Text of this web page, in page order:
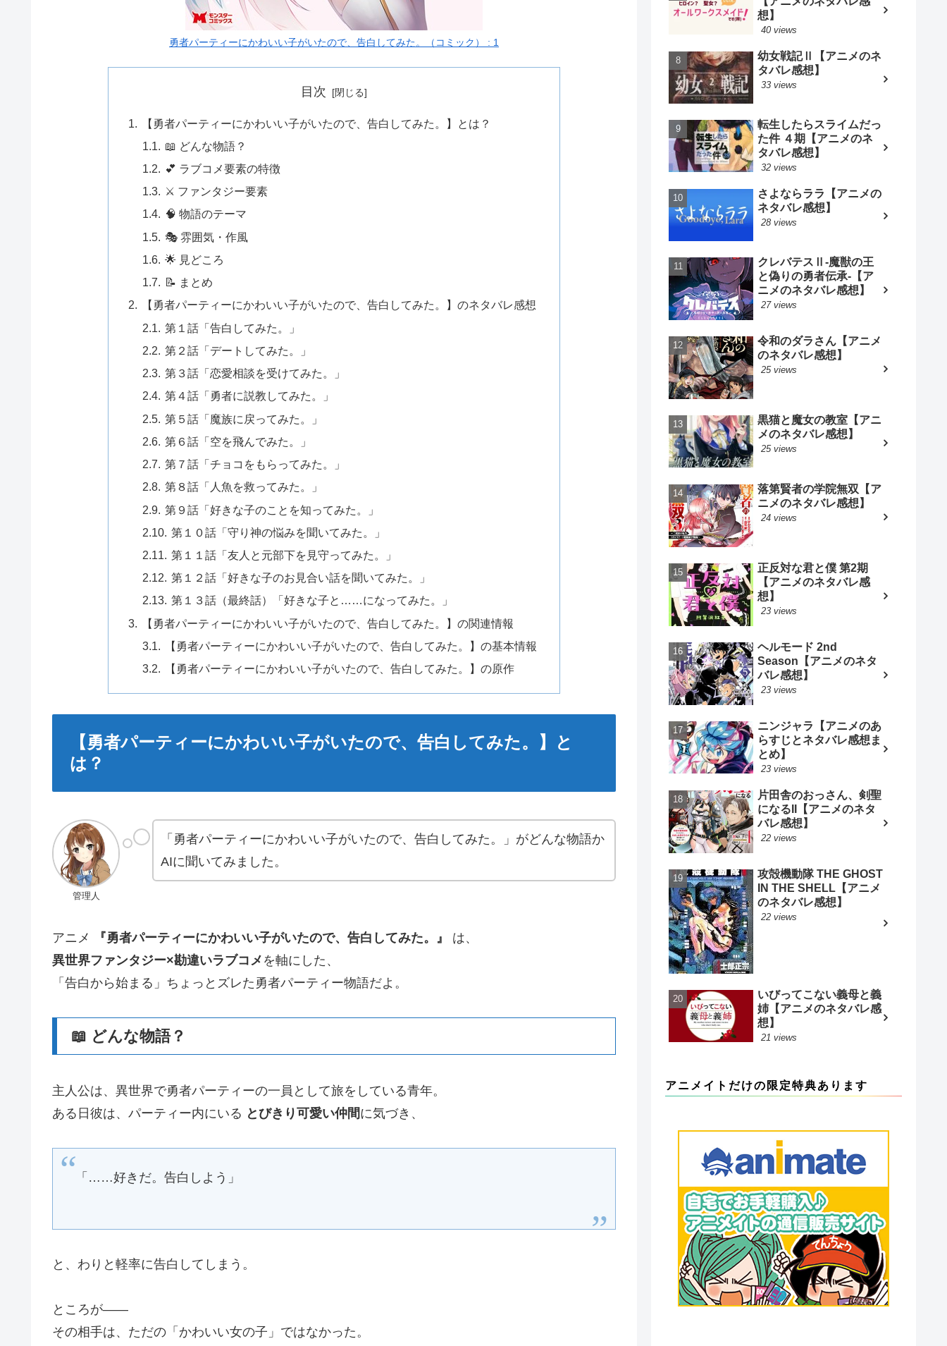
勇者パーティーにかわいい子がいたので、告白してみた。（コミック） : 1
目次
【勇者パーティーにかわいい子がいたので、告白してみた。】とは？
📖 どんな物語？
💕 ラブコメ要素の特徴
⚔️ ファンタジー要素
🧠 物語のテーマ
🎭 雰囲気・作風
🌟 見どころ
📝 まとめ
【勇者パーティーにかわいい子がいたので、告白してみた。】のネタバレ感想
第１話「告白してみた。」
第２話「デートしてみた。」
第３話「恋愛相談を受けてみた。」
第４話「勇者に説教してみた。」
第５話「魔族に戻ってみた。」
第６話「空を飛んでみた。」
第７話「チョコをもらってみた。」
第８話「人魚を救ってみた。」
第９話「好きな子のことを知ってみた。」
第１０話「守り神の悩みを聞いてみた。」
第１１話「友人と元部下を見守ってみた。」
第１２話「好きな子のお見合い話を聞いてみた。」
第１３話（最終話）「好きな子と……になってみた。」
【勇者パーティーにかわいい子がいたので、告白してみた。】の関連情報
【勇者パーティーにかわいい子がいたので、告白してみた。】の基本情報
【勇者パーティーにかわいい子がいたので、告白してみた。】の原作
【勇者パーティーにかわいい子がいたので、告白してみた。】と
は？
管理人
「勇者パーティーにかわいい子がいたので、告白してみた。」がどんな物語か
AIに聞いてみました。
アニメ 『勇者パーティーにかわいい子がいたので、告白してみた。』
は、
異世界ファンタジー×勘違いラブコメ を軸にした、
「告白から始まる」ちょっとズレた勇者パーティー物語だよ。
📖 どんな物語？
主人公は、異世界で勇者パーティーの一員として旅をしている青年。
ある日彼は、パーティー内にいる とびきり可愛い仲間に気づき、
「……好きだ。告白しよう」
と、わりと軽率に告白してしまう。
ところが――
その相手は、ただの「かわいい女の子」ではなかった。
想】
40 views
幼女戦記Ⅱ【アニメのネ
タバレ感想】
33 views
転生したらスライムだっ
た件 ４期【アニメのネ
タバレ感想】
32 views
さよならララ【アニメの
ネタバレ感想】
28 views
クレバテスⅡ-魔獣の王
と偽りの勇者伝承-【ア
ニメのネタバレ感想】
27 views
令和のダラさん【アニメ
のネタバレ感想】
25 views
黒猫と魔女の教室【アニ
メのネタバレ感想】
25 views
落第賢者の学院無双【ア
ニメのネタバレ感想】
24 views
正反対な君と僕 第2期
【アニメのネタバレ感
想】
23 views
ヘルモード 2nd
Season【アニメのネタ
バレ感想】
23 views
ニンジャラ【アニメのあ
らすじとネタバレ感想ま
とめ】
23 views
片田舎のおっさん、剣聖
になるII【アニメのネタ
バレ感想】
22 views
攻殻機動隊 THE GHOST
IN THE SHELL【アニメ
のネタバレ感想】
22 views
いびってこない義母と義
姉【アニメのネタバレ感
想】
21 views
アニメイトだけの限定特典あります